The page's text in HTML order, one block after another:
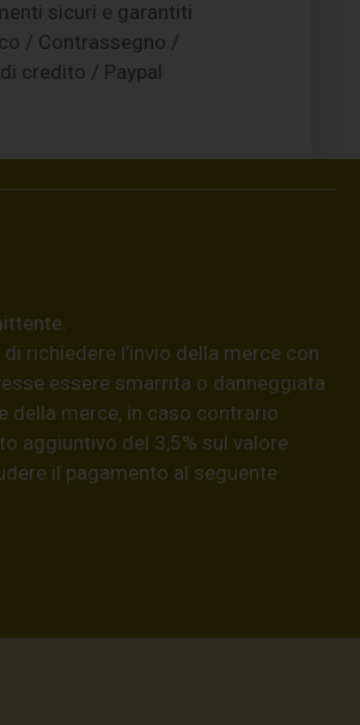
sicuri e garantiti
/ Contrassegno /
credito / Paypal
richiedere l’invio della merce con
essere smarrita o danneggiata
della merce, in caso contrario
aggiuntivo del 3,5% sul valore
il pagamento al seguente